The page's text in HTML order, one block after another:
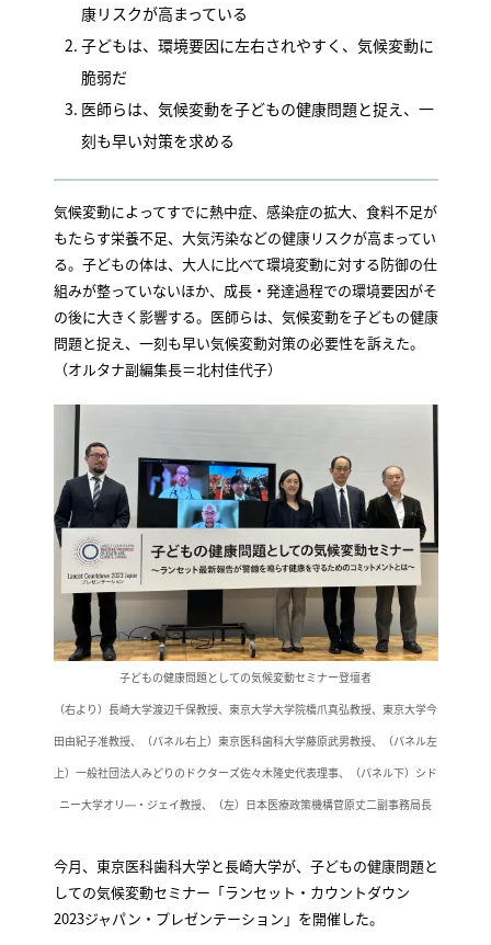
康リスクが高まっている
子どもは、環境要因に左右されやすく、気候変動に
脆弱だ
医師らは、気候変動を子どもの健康問題と捉え、一
刻も早い対策を求める
気候変動によってすでに熱中症、感染症の拡大、食料不足が
もたらす栄養不足、大気汚染などの健康リスクが高まってい
る。子どもの体は、大人に比べて環境変動に対する防御の仕
組みが整っていないほか、成長・発達過程での環境要因がそ
の後に大きく影響する。医師らは、気候変動を子どもの健康
問題と捉え、一刻も早い気候変動対策の必要性を訴えた。
（オルタナ副編集長＝北村佳代子）
子どもの健康問題としての気候変動セミナー登壇者
（右より）長崎大学渡辺千保教授、東京大学大学院橋爪真弘教授、東京大学今
田由紀子准教授、（パネル右上）東京医科歯科大学藤原武男教授、（パネル左
上）一般社団法人みどりのドクターズ佐々木隆史代表理事、（パネル下）シド
ニー大学オリ―・ジェイ教授、（左）日本医療政策機構菅原丈二副事務局長
今月、東京医科歯科大学と長崎大学が、子どもの健康問題と
しての気候変動セミナー「ランセット・カウントダウン
2023ジャパン・プレゼンテーション」を開催した。